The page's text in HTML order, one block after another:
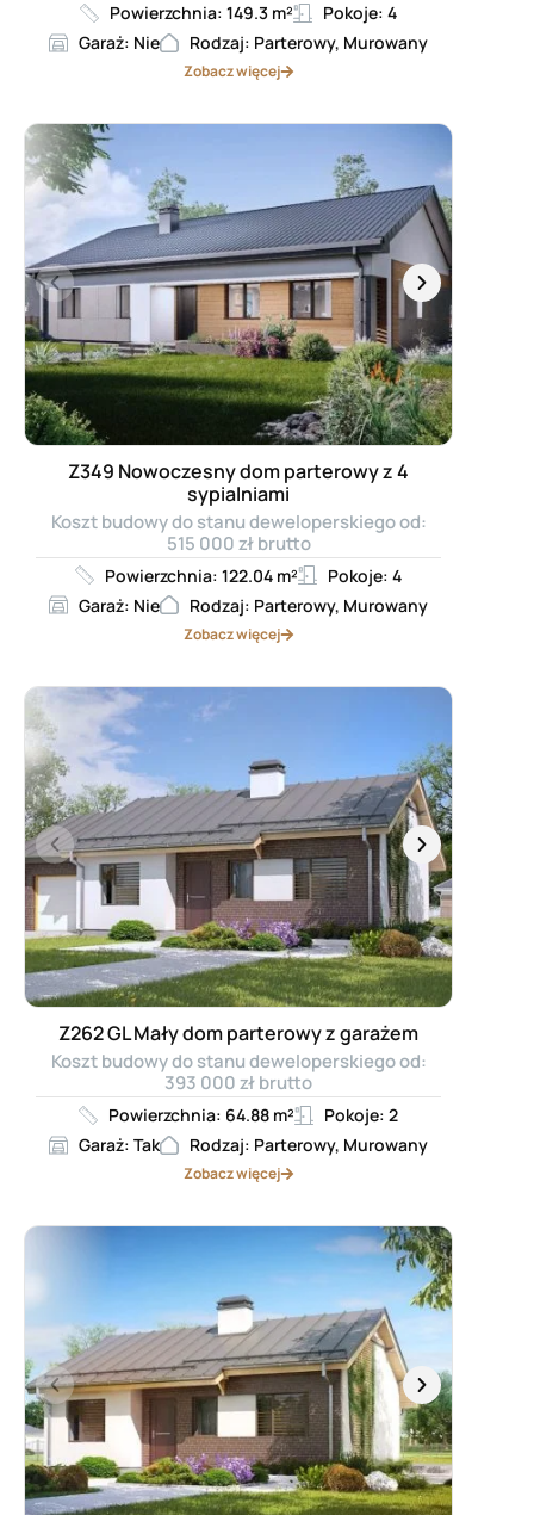
Powierzchnia: 149.3 m²
Pokoje: 4
Garaż: Nie
Rodzaj: Parterowy, Murowany
Zobacz więcej
Z349 Nowoczesny dom parterowy z 4
sypialniami
Koszt budowy do stanu deweloperskiego od:
515 000 zł brutto
Powierzchnia: 122.04 m²
Pokoje: 4
Garaż: Nie
Rodzaj: Parterowy, Murowany
Zobacz więcej
Z262 GL Mały dom parterowy z garażem
Koszt budowy do stanu deweloperskiego od:
393 000 zł brutto
Powierzchnia: 64.88 m²
Pokoje: 2
Garaż: Tak
Rodzaj: Parterowy, Murowany
Zobacz więcej